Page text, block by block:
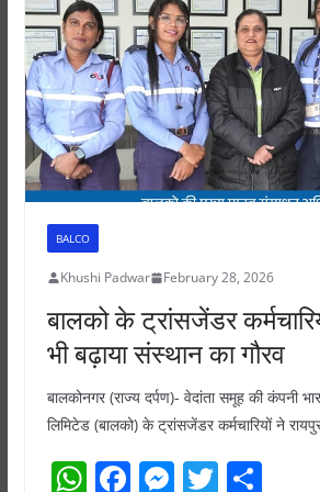
p
p
o
o
k
g
er
BALCO
Khushi Padwar February 28, 2026
बालको के ट्रांसजेंडर
भी बढ़ाया संस्थान का गौरव
बालकोनगर (राज्य दर्पण)- वेदांता समूह की कंपनी
लिमिटेड (बालको) के ट्रांसजेंडर कर्मचारियों ने
W F M T S